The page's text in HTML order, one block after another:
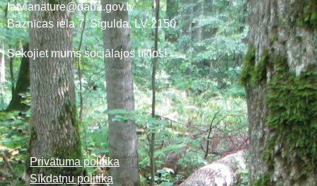
latvianature@daba.gov.lv
Baznīcas iela 7, Sigulda, LV-2150
Sekojiet mums sociālajos tīklos!
Privātuma politika
Sīkdatņu politika